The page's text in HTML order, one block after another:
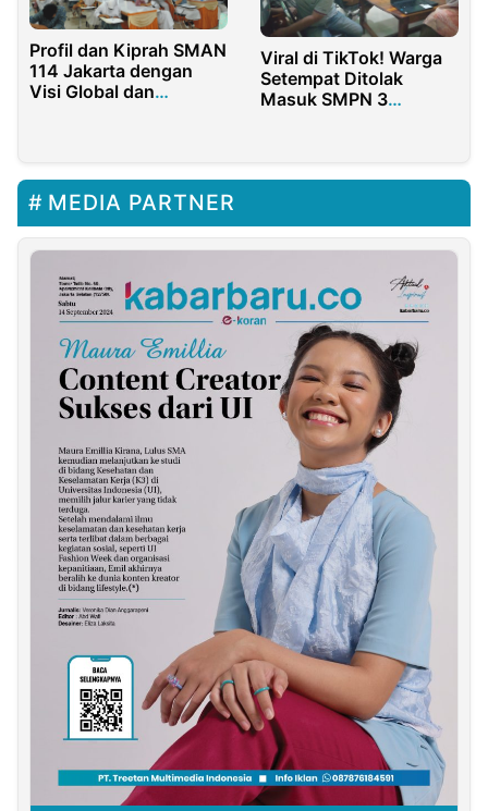
Profil dan Kiprah SMAN
114 Jakarta dengan
Visi Global dan
Viral di TikTok! Warga
Setempat Ditolak
Masuk SMPN 3
MEDIA PARTNER